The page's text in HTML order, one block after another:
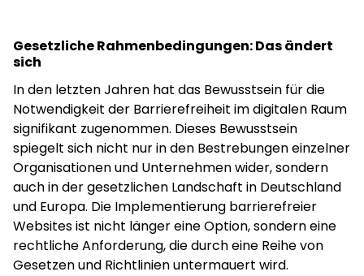
Gesetzliche Rahmenbedingungen: Das ändert
sich
In den letzten Jahren hat das Bewusstsein für die
Notwendigkeit der Barrierefreiheit im digitalen Raum
signifikant zugenommen. Dieses Bewusstsein
spiegelt sich nicht nur in den Bestrebungen einzelner
Organisationen und Unternehmen wider, sondern
auch in der gesetzlichen Landschaft in Deutschland
und Europa. Die Implementierung barrierefreier
Websites ist nicht länger eine Option, sondern eine
rechtliche Anforderung, die durch eine Reihe von
Gesetzen und Richtlinien untermauert wird.